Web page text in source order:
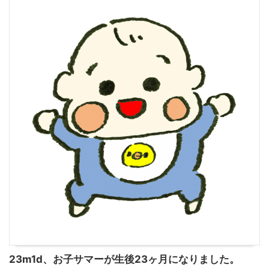
23m1d、お子サマーが生後23ヶ月になりました。